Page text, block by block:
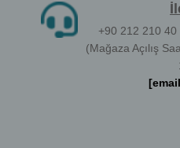
+90 212 210
(Mağaza Açılış